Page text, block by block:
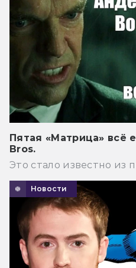
Пятая «Матрица» всё
Bros.
Это стало известно из
Новости